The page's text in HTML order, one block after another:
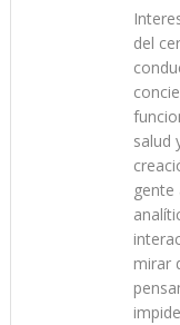
del
salud
gente
mirar